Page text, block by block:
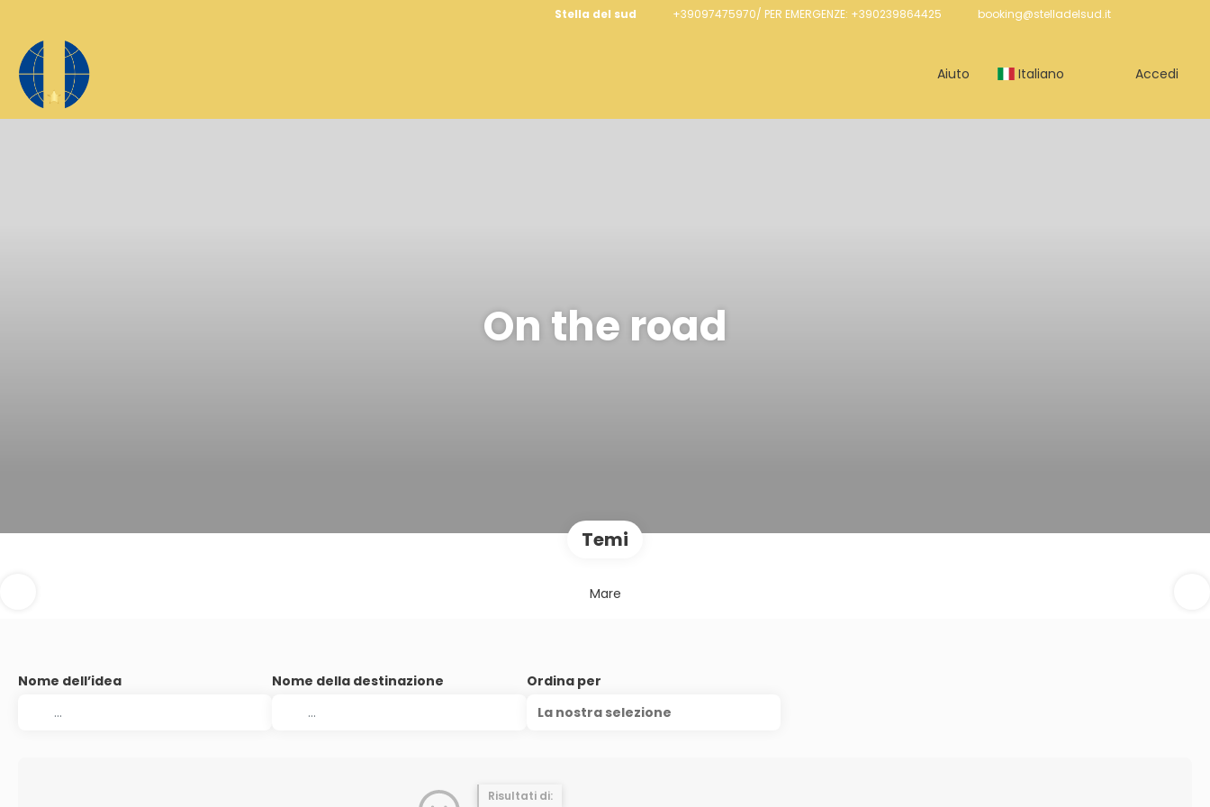
Stella del sud +39097475970/ PER EMERGENZE: +390239864425 booking@stelladelsud.it
Aiuto Italiano Accedi
On the road
Temi
Mare
Nome dell’idea Nome della destinazione
Ordina per
La nostra selezione
Risultati di: